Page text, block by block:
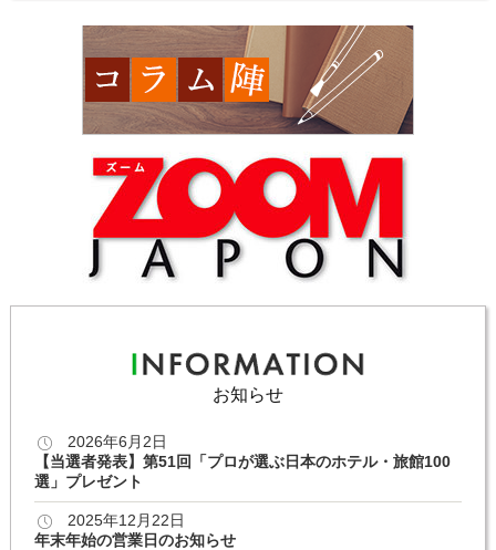
お知らせ
2026年6月2日
【当選者発表】第51回「プロが選ぶ日本のホテル・旅館100
選」プレゼント
2025年12月22日
年末年始の営業日のお知らせ